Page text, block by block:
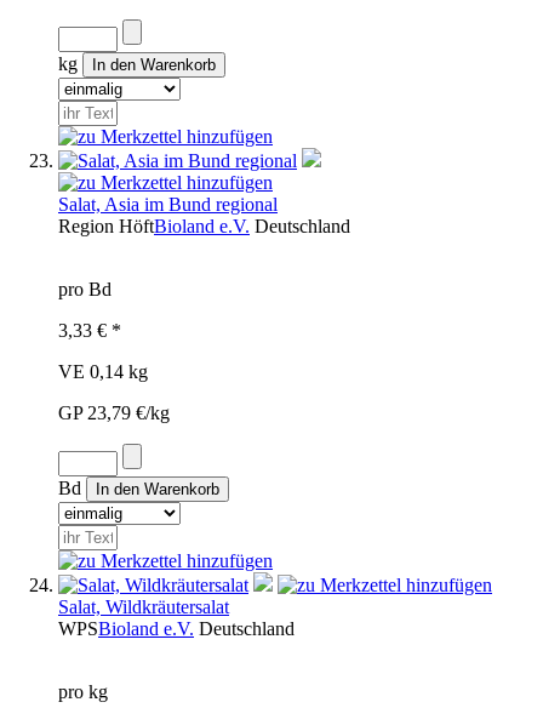
kg
Salat, Asia im Bund regional
Region HöftBioland e.V. Deutschland
pro Bd
3,33 € *
VE 0,14 kg
GP 23,79 €/kg
Bd
Salat, Wildkräutersalat
WPSBioland e.V. Deutschland
pro kg